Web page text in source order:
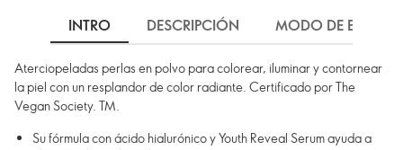
INTRO DESCRIPCIÓN MODO DE EMPLEO
Aterciopeladas perlas en polvo para colorear, iluminar y contornear
la piel con un resplandor de color radiante. Certificado por The
Vegan Society. TM.
Su fórmula con ácido hialurónico y Youth Reveal Serum ayuda a